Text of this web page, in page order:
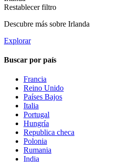
Restablecer filtro
Descubre más sobre Irlanda
Explorar
Buscar por país
Francia
Reino Unido
Países Bajos
Italia
Portugal
Hungría
Republica checa
Polonia
Rumania
India